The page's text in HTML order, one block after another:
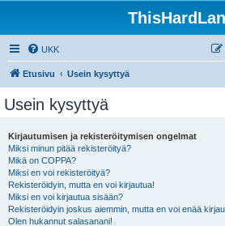
UKK
Etusivu Usein kysyttyä
Usein kysyttyä
Kirjautumisen ja rekisteröitymisen ongelmat
Miksi minun pitää rekisteröityä?
Mikä on COPPA?
Miksi en voi rekisteröityä?
Rekisteröidyin, mutta en voi kirjautua!
Miksi en voi kirjautua sisään?
Rekisteröidyin joskus aiemmin, mutta en voi enää
Olen hukannut salasanani!